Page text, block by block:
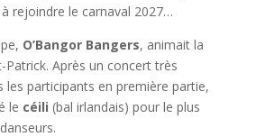
rejoindre le carnaval 2027…
O’Bangor Bangers, animait la
Patrick. Après un concert très
les participants en première partie,
le céili (bal irlandais) pour le plus